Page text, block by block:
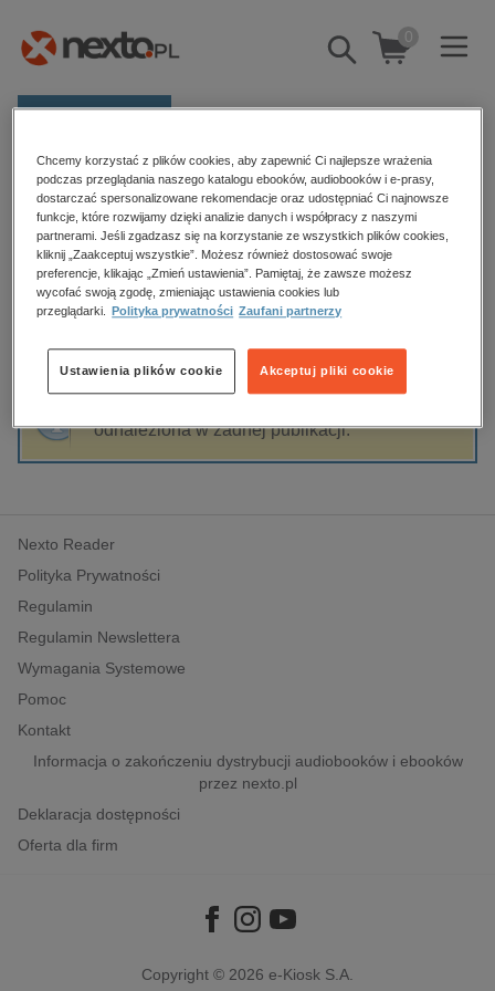
Pokaż/schowaj
wyszukiwarkę
0
Kategorie
Zobacz wszystkie E-prasa
budownictwo, aranżacja wnętrz
biznesowe, branżowe, gospodarka
dzienniki
edukacja
hobby, sport, rozrywka
komputery, internet, technologie, informatyka
polityka, społeczno-informacyjne
psychologiczne
inne
popularno-naukowe
historia
Strona główna E. Phillips Oppenheim
E. Phillips Oppenheim
Sortowanie Filtrowanie
odnaleziona w żadnej publikacji.
Nexto Reader
Polityka Prywatności
Regulamin
Regulamin Newslettera
Wymagania Systemowe
Pomoc
Kontakt
Informacja o zakończeniu dystrybucji audiobooków i ebooków
przez nexto.pl
Deklaracja dostępności
Oferta dla firm
Copyright © 2026 e-Kiosk S.A.
Chcemy korzystać z plików cookies, aby zapewnić Ci najlepsze wrażenia
podczas przeglądania naszego katalogu ebooków, audiobooków i e-prasy,
dostarczać spersonalizowane rekomendacje oraz udostępniać Ci najnowsze
funkcje, które rozwijamy dzięki analizie danych i współpracy z naszymi
partnerami. Jeśli zgadzasz się na korzystanie ze wszystkich plików cookies,
kliknij „Zaakceptuj wszystkie”. Możesz również dostosować swoje
preferencje, klikając „Zmień ustawienia”. Pamiętaj, że zawsze możesz
wycofać swoją zgodę, zmieniając ustawienia cookies lub
przeglądarki.
Polityka prywatności Zaufani partnerzy
Akceptuj pliki cookie
Ustawienia plików cookie